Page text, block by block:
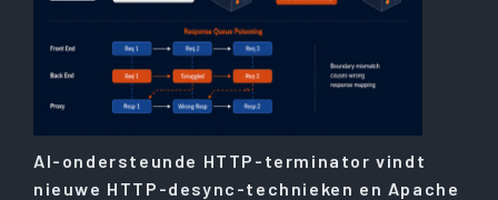
AI-ondersteunde HTTP-terminator vindt
nieuwe HTTP-desync-technieken en Apache